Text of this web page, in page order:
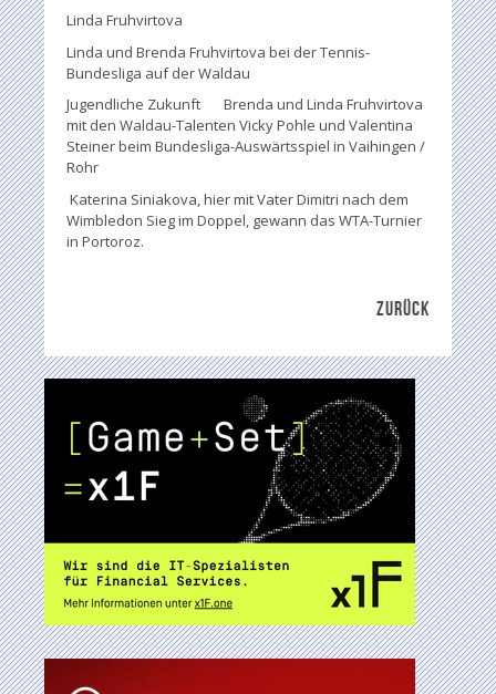
Linda Fruhvirtova
Linda und Brenda Fruhvirtova bei der Tennis-
Bundesliga auf der Waldau
Jugendliche Zukunft Brenda und Linda Fruhvirtova
mit den Waldau-Talenten Vicky Pohle und Valentina
Steiner beim Bundesliga-Auswärtsspiel in Vaihingen /
Rohr
Katerina Siniakova, hier mit Vater Dimitri nach dem
Wimbledon Sieg im Doppel, gewann das WTA-Turnier
in Portoroz.
ZURÜCK